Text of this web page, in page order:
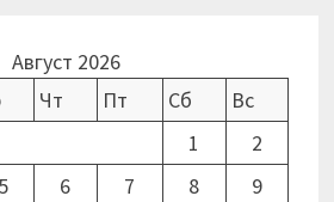
Август 2026
Чт Пт Сб
Вс
1
2
5 6 7 8
9